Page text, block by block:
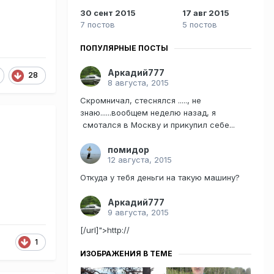
28
1
30 сент 2015
7 постов
17 авг 2015
5 постов
ПОПУЛЯРНЫЕ ПОСТЫ
Аркадий777
8 августа, 2015
Скромничал, стеснялся ....., не
знаю......вообщем неделю назад, я
смотался в Москву и прикупил себе...
помидор
12 августа, 2015
Откуда у тебя деньги на такую машину?
Аркадий777
9 августа, 2015
[/url]">http://
ИЗОБРАЖЕНИЯ В ТЕМЕ